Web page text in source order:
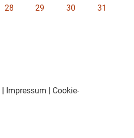
28 29 30
31
| Impressum | Cookie-